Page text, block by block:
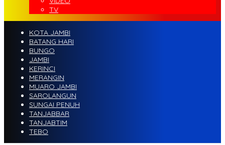
TV
KOTA JAMBI
BATANG HARI
BUNGO
JAMBI
KERINCI
MERANGIN
MUARO JAMBI
SAROLANGUN
SUNGAI PENUH
TANJABBAR
TANJABTIM
TEBO